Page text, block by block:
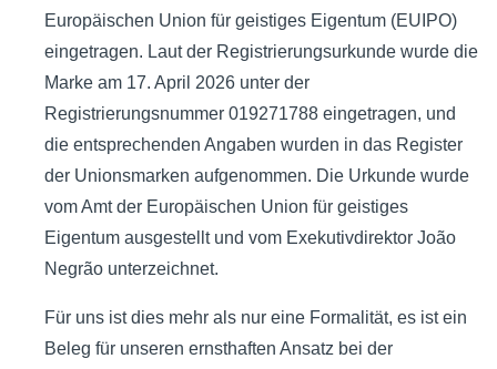
Europäischen Union für geistiges Eigentum (EUIPO)
eingetragen. Laut der Registrierungsurkunde wurde die
Marke am 17. April 2026 unter der
Registrierungsnummer 019271788 eingetragen, und
die entsprechenden Angaben wurden in das Register
der Unionsmarken aufgenommen. Die Urkunde wurde
vom Amt der Europäischen Union für geistiges
Eigentum ausgestellt und vom Exekutivdirektor João
Negrão unterzeichnet.
Für uns ist dies mehr als nur eine Formalität, es ist ein
Beleg für unseren ernsthaften Ansatz bei der